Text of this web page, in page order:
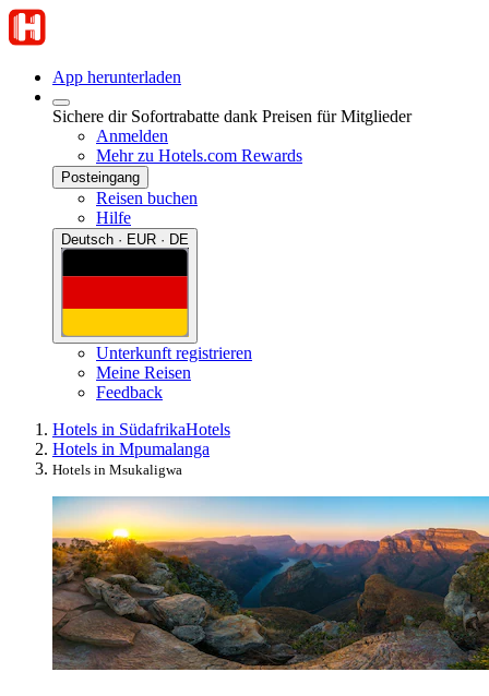
App herunterladen
Sichere dir Sofortrabatte dank Preisen für Mitglieder
Anmelden
Mehr zu Hotels.com Rewards
Posteingang
Reisen buchen
Hilfe
Deutsch · EUR · DE
Unterkunft registrieren
Meine Reisen
Feedback
Hotels in SüdafrikaHotels
Hotels in Mpumalanga
Hotels in Msukaligwa